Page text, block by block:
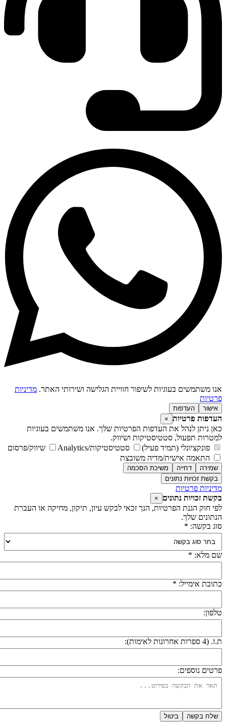
משתמשים בעוגיות לשיפור חוויית הגלישה ושירותי האתר.מדיניות
אישור העדפות
פרטיות ×
ניתן לנהל את העדפות הפרטיות שלך. אנו משתמשים בעוגיות
תפעול, סטטיסטיקות ושיווק.
פונקציונלי (תמיד פעיל)
סטטיסטיקות/Analytics
שיווק/פרסום
התאמה אישית/מדיה משובצת
שמירה דחייה
משיכת הסכמה
בקשת זכויות נתונים
פרטיות
זכויות נתונים ×
חוק הגנת הפרטיות, הנך זכאי לבקש עיון, תיקון, מחיקה או העברת
שלך.
בקשה: *
מלא: *
אימייל: *
אחרונות לאימות):
נוספים:
שלח בקשה ביטול